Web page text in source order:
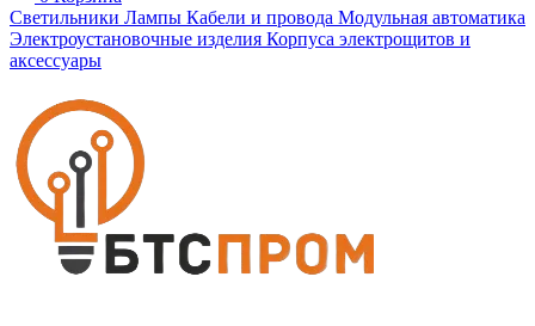
Светильники Лампы Кабели и провода Модульная автоматика
Электроустановочные изделия Корпуса электрощитов и
аксессуары